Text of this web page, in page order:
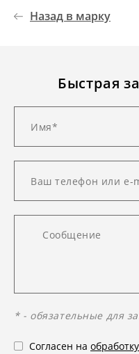
Назад в марку
Быстрая
* - обязательные для
Согласен на